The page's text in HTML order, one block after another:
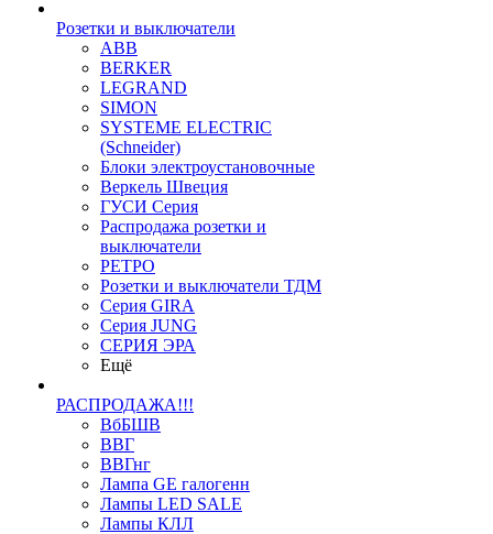
Розетки и выключатели
ABB
BERKER
LEGRAND
SIMON
SYSTEME ELECTRIC
(Schneider)
Блоки электроустановочные
Веркель Швеция
ГУСИ Серия
Распродажа розетки и
выключатели
РЕТРО
Розетки и выключатели ТДМ
Серия GIRA
Серия JUNG
СЕРИЯ ЭРА
Ещё
РАСПРОДАЖА!!!
ВбБШВ
ВВГ
ВВГнг
Лампа GE галогенн
Лампы LED SALE
Лампы КЛЛ